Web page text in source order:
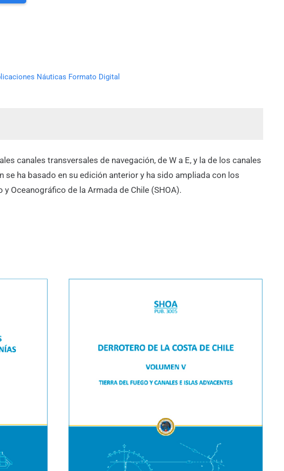
Náuticas Formato Digital
canales transversales de navegación, de W a E, y la de los canales
ha basado en su edición anterior y ha sido ampliada con los
Oceanográfico de la Armada de Chile (SHOA).